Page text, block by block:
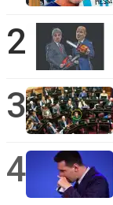
2
3
4